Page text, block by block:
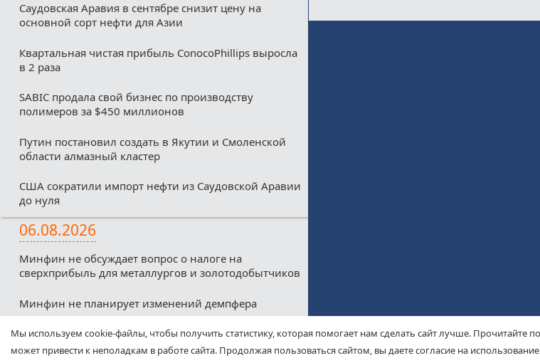
Саудовская Аравия в сентябре снизит цену на
основной сорт нефти для Азии
Квартальная чистая прибыль ConocoPhillips выросла
в 2 раза
SABIC продала свой бизнес по производству
полимеров за $450 миллионов
Путин постановил создать в Якутии и Смоленской
области алмазный кластер
США сократили импорт нефти из Саудовской Аравии
до нуля
06.08.2026
Минфин не обсуждает вопрос о налоге на
сверхприбыль для металлургов и золотодобытчиков
Минфин не планирует изменений демпфера
Минфин против любых налоговых льгот для малых
нефтекомпаний из-за дефицитного бюджета
Мы используем cookie-файлы, чтобы получить статистику, которая помогает нам сделать сайт лучше.
может привести к неполадкам в работе сайта. Продолжая пользоваться сайтом, вы даете согласие на